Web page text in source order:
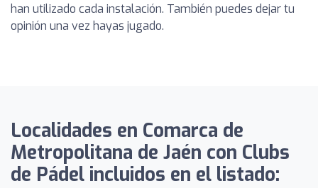
han utilizado cada instalación. También puedes dejar tu
opinión una vez hayas jugado.
Localidades en Comarca de
Metropolitana de Jaén con Clubs
de Pádel incluidos en el listado: